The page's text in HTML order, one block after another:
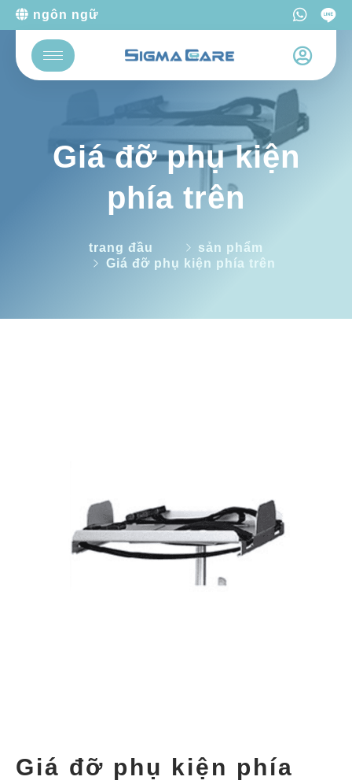
ngôn ngữ
Giá đỡ phụ kiện
phía trên
trang đầu
sản phẩm
Giá đỡ phụ kiện phía trên
Giá đỡ phụ kiện phía